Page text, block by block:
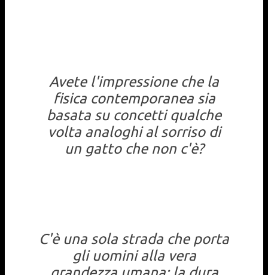
Avete l'impressione che la
fisica contemporanea sia
basata su concetti qualche
volta analoghi al sorriso di
un gatto che non c'è?
C'è una sola strada che porta
gli uomini alla vera